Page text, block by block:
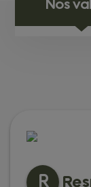
Nos
R